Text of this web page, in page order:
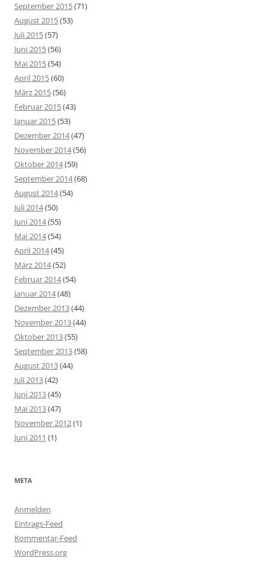
September 2015(71)
August 2015(53)
Juli 2015(57)
Juni 2015(56)
Mai 2015(54)
April 2015(60)
März 2015(56)
Februar 2015(43)
Januar 2015(53)
Dezember 2014(47)
November 2014(56)
Oktober 2014(59)
September 2014(68)
August 2014(54)
Juli 2014(50)
Juni 2014(55)
Mai 2014(54)
April 2014(45)
März 2014(52)
Februar 2014(54)
Januar 2014(48)
Dezember 2013(44)
November 2013(44)
Oktober 2013(55)
September 2013(58)
August 2013(44)
Juli 2013(42)
Juni 2013(45)
Mai 2013(47)
November 2012(1)
Juni 2011 (1)
META
Anmelden
Eintrags-Feed
Kommentar-Feed
WordPress.org